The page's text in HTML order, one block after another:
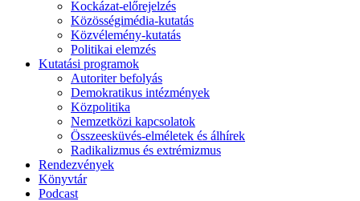
Kockázat-előrejelzés
Közösségimédia-kutatás
Közvélemény-kutatás
Politikai elemzés
Kutatási programok
Autoriter befolyás
Demokratikus intézmények
Közpolitika
Nemzetközi kapcsolatok
Összeesküvés-elméletek és álhírek
Radikalizmus és extrémizmus
Rendezvények
Könyvtár
Podcast